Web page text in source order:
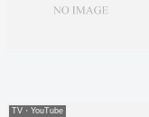
TV・YouTube